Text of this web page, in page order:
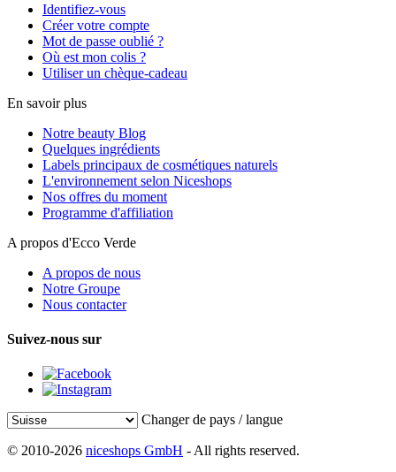
Identifiez-vous
Créer votre compte
Mot de passe oublié ?
Où est mon colis ?
Utiliser un chèque-cadeau
En savoir plus
Notre beauty Blog
Quelques ingrédients
Labels principaux de cosmétiques naturels
L'environnement selon Niceshops
Nos offres du moment
Programme d'affiliation
A propos d'Ecco Verde
A propos de nous
Notre Groupe
Nous contacter
Suivez-nous sur
Changer de pays / langue
© 2010-2026 niceshops GmbH - All rights reserved.